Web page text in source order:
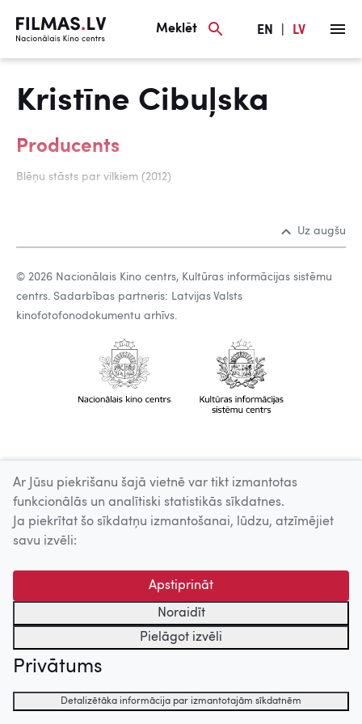
Meklēt EN LV
Kristīne Cibuļska
Producents
Blēņu stāsts par vilkiem (2012)
Uz augšu
© 2026 Nacionālais Kino centrs, Kultūras informācijas sistēmu
centrs. Sadarbības partneris: Latvijas Valsts
kinofotofonodokumentu arhīvs.
Ar Jūsu piekrišanu šajā vietnē var tikt izmantotas
funkcionālās un analītiski statistikās sīkdatnes.
Ja piekrītat šo sīkdatņu izmantošanai, lūdzu, atzīmējiet
savu izvēli:
Apstiprināt
Noraidīt
Pielāgot izvēli
Privātums
Detalizētāka informācija par izmantotajām sīkdatnēm